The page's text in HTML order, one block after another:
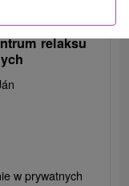
relaksu
w prywatnych